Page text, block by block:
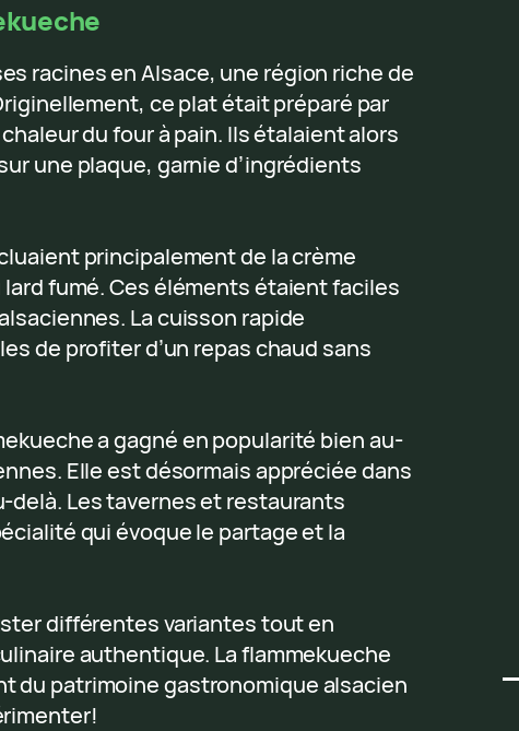
racines en Alsace, une région riche de
ce plat était préparé par
du four à pain. Ils étalaient alors
une plaque, garnie d’ingrédients
principalement de la crème
fumé. Ces éléments étaient faciles
La cuisson rapide
de profiter d’un repas chaud sans
a gagné en popularité bien au-
Elle est désormais appréciée dans
delà. Les tavernes et restaurants
qui évoque le partage et la
différentes variantes tout en
authentique. La flammekueche
du patrimoine gastronomique alsacien